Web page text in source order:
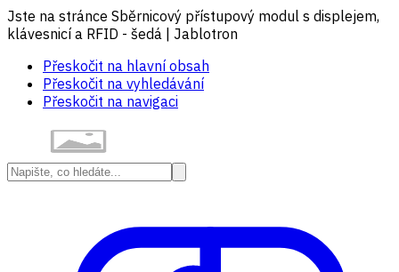
Jste na stránce Sběrnicový přístupový modul s displejem,
klávesnicí a RFID - šedá | Jablotron
Přeskočit na hlavní obsah
Přeskočit na vyhledávání
Přeskočit na navigaci